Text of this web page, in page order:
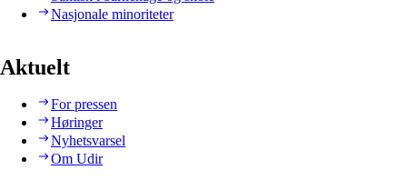
Nasjonale minoriteter
Aktuelt
For pressen
Høringer
Nyhetsvarsel
Om Udir